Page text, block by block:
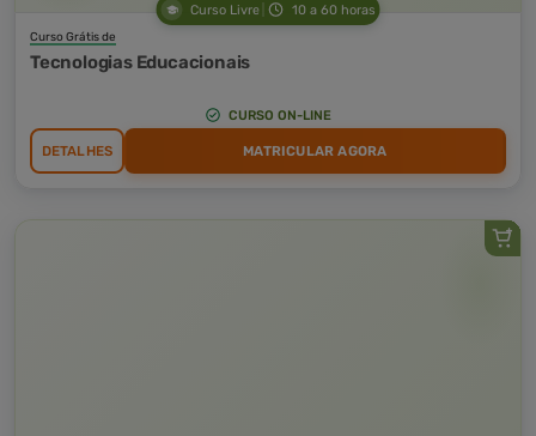
Curso Livre 10 a 60 horas
Curso Grátis de
Tecnologias Educacionais
CURSO ON-LINE
DETALHES MATRICULAR AGORA